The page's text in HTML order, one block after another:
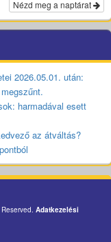
Nézd meg a naptárat
2026.05.01. után:
harmadával esett
az átváltás?
Adatkezelési